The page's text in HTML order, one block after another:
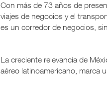
Con más de 73 años de
viajes de negocios y el
es un corredor de negocios,
La creciente relevancia de
aéreo latinoamericano, marca